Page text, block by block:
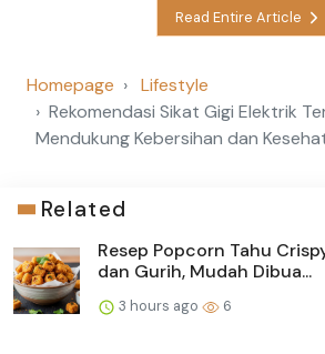
Read Entire Article
Homepage
Lifestyle
Rekomendasi Sikat Gigi Elektrik
Mendukung Kebersihan dan
Related
Resep Popcorn Tahu
dan Gurih, Mudah Dibua...
3 hours ago 6